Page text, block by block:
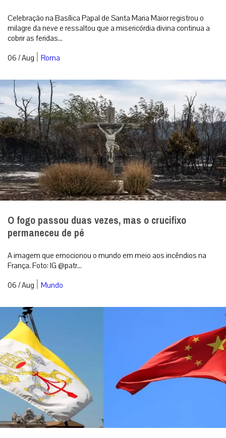
Celebração na Basílica Papal de Santa Maria Maior registrou o
milagre da neve e ressaltou que a misericórdia divina continua a
cobrir as feridas...
06 / Aug | Roma
O fogo passou duas vezes, mas o crucifixo
permaneceu de pé
A imagem que emocionou o mundo em meio aos incêndios na
França. Foto: IG @patr...
06 / Aug | Mundo